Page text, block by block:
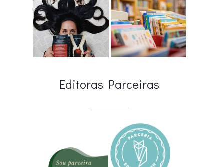
Editoras Parceiras